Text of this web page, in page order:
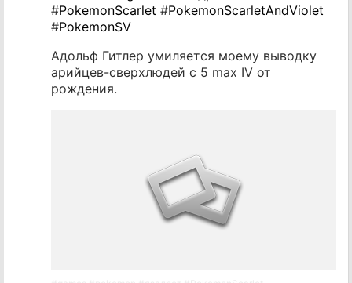
#PokemonScarlet #PokemonScarletAndViolet
#PokemonSV
Адольф Гитлер умиляется моему выводку
арийцев-сверхлюдей с 5 max IV от
рождения.